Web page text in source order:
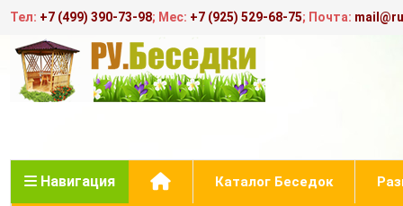
Тел: +7 (499) 390-73-98; Мес: +7 (925) 529-68-75; Почта:
Навигация Каталог Беседок